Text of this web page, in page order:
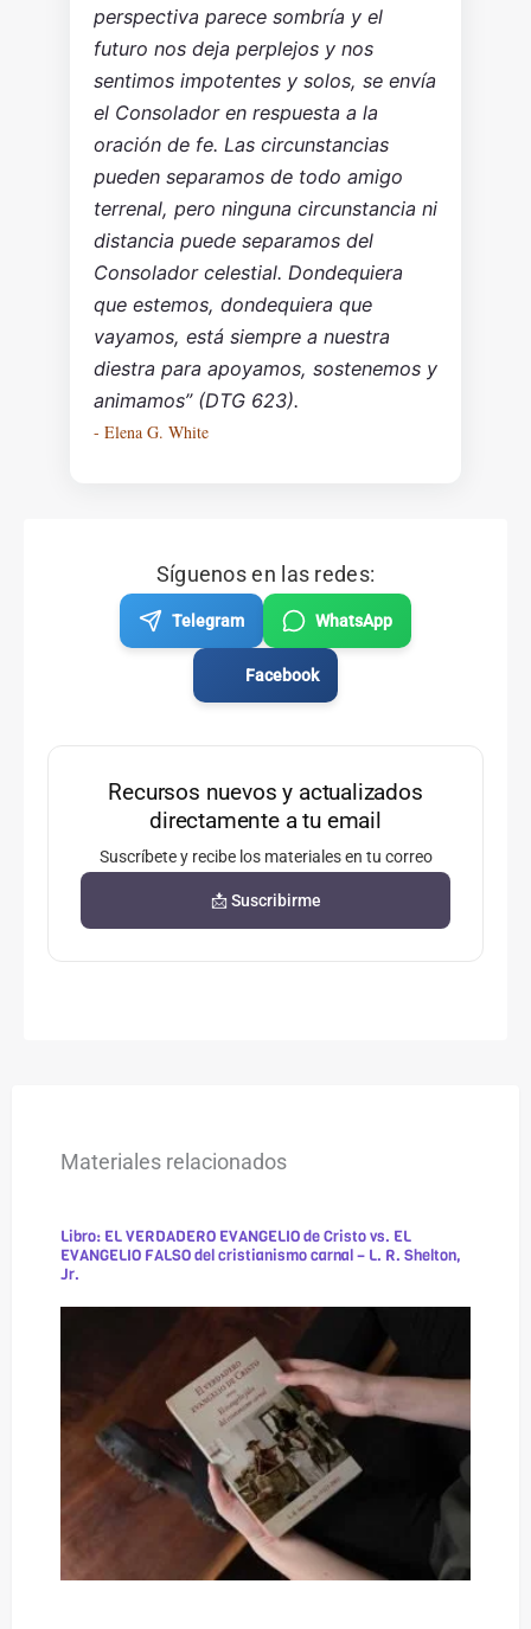
perspectiva parece sombría y el
futuro nos deja perplejos y nos
sentimos impotentes y solos, se envía
el Consolador en respuesta a la
oración de fe. Las circunstancias
pueden separamos de todo amigo
terrenal, pero ninguna circunstancia ni
distancia puede separamos del
Consolador celestial. Dondequiera
que estemos, dondequiera que
vayamos, está siempre a nuestra
diestra para apoyamos, sostenemos y
animamos” (DTG 623).
- Elena G. White
Síguenos en las redes:
Telegram WhatsApp
Facebook
Recursos nuevos y actualizados
directamente a tu email
Suscríbete y recibe los materiales en tu correo
📩 Suscribirme
Materiales relacionados
Libro: EL VERDADERO EVANGELIO de Cristo vs. EL
EVANGELIO FALSO del cristianismo carnal – L. R. Shelton,
Jr.